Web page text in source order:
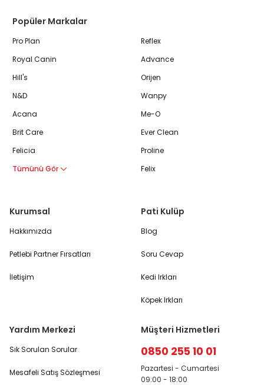
Popüler Markalar
Pro Plan
Royal Canin
Hill's
N&D
Acana
Brit Care
Felicia
Tümünü Gör
Reflex
Advance
Orijen
Wanpy
Me-O
Ever Clean
Proline
Felix
Kurumsal
Hakkımızda
Petlebi Partner Fırsatları
İletişim
Pati Kulüp
Blog
Soru Cevap
Kedi Irkları
Köpek Irkları
Yardım Merkezi
Sık Sorulan Sorular
Mesafeli Satış Sözleşmesi
Müşteri Hizmetleri
0850 255 10 01
Pazartesi - Cumartesi
09:00 - 18:00